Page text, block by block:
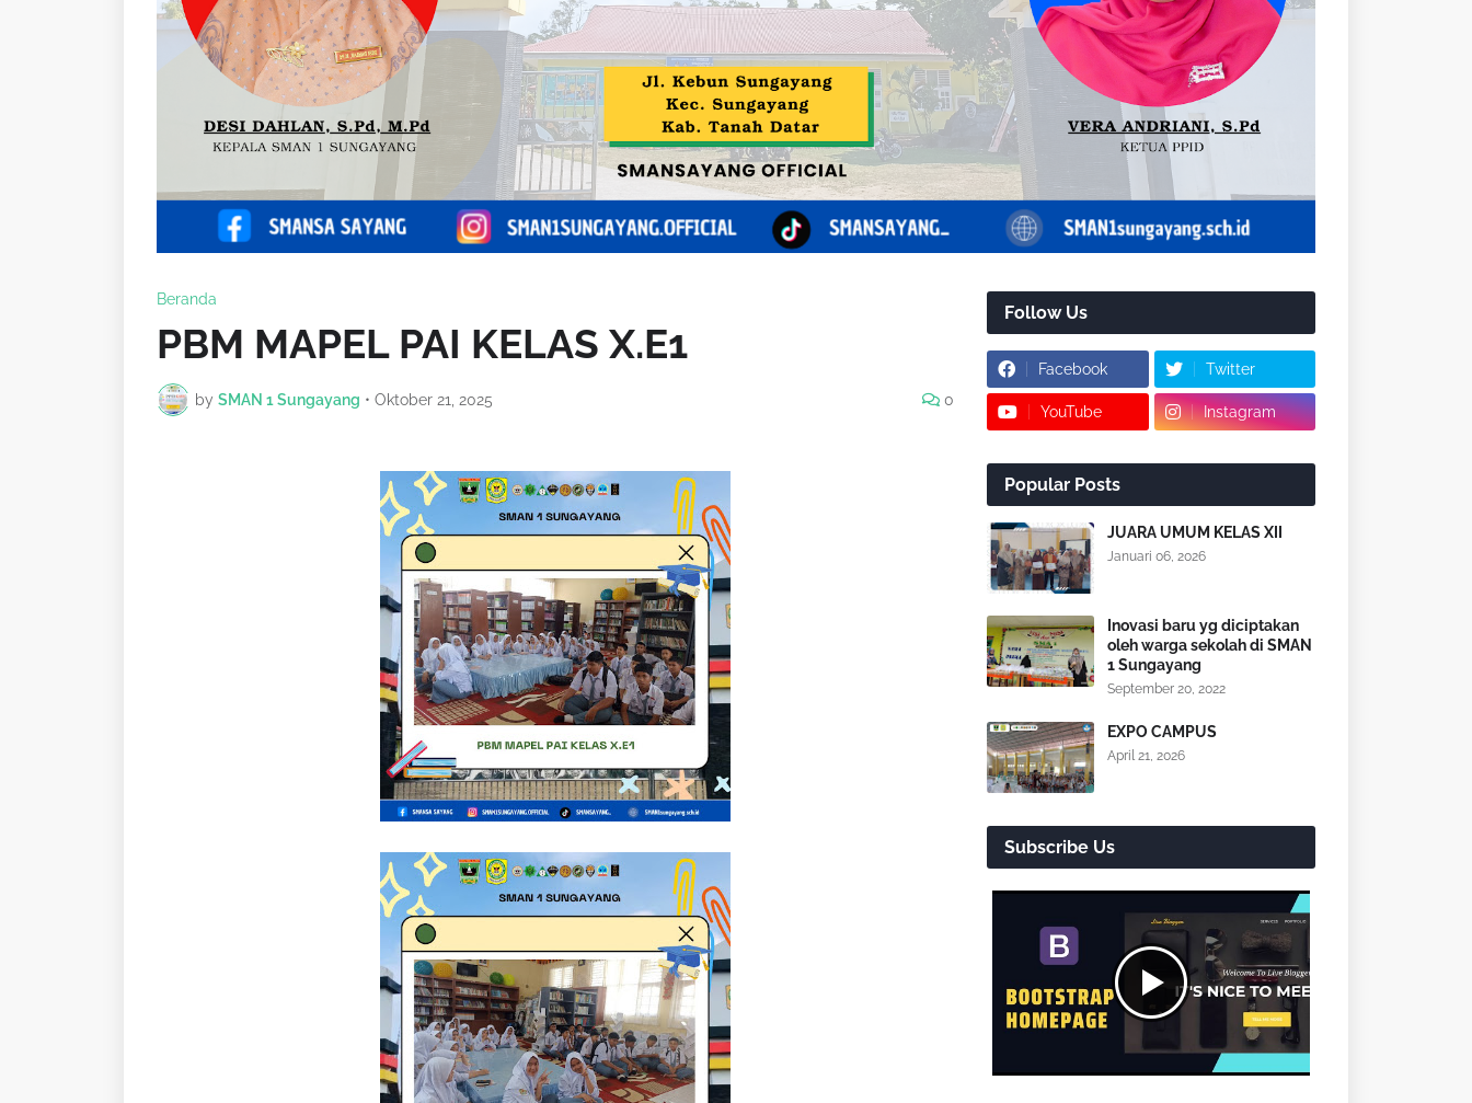
Beranda
PBM MAPEL PAI KELAS X.E1
by SMAN 1 Sungayang • Oktober 21, 2025 0
Follow Us
Facebook Twitter
YouTube Instagram
Popular Posts
JUARA UMUM KELAS XII
Januari 06, 2026
Inovasi baru yg diciptakan
oleh warga sekolah di SMAN
1 Sungayang
September 20, 2022
EXPO CAMPUS
April 21, 2026
Subscribe Us